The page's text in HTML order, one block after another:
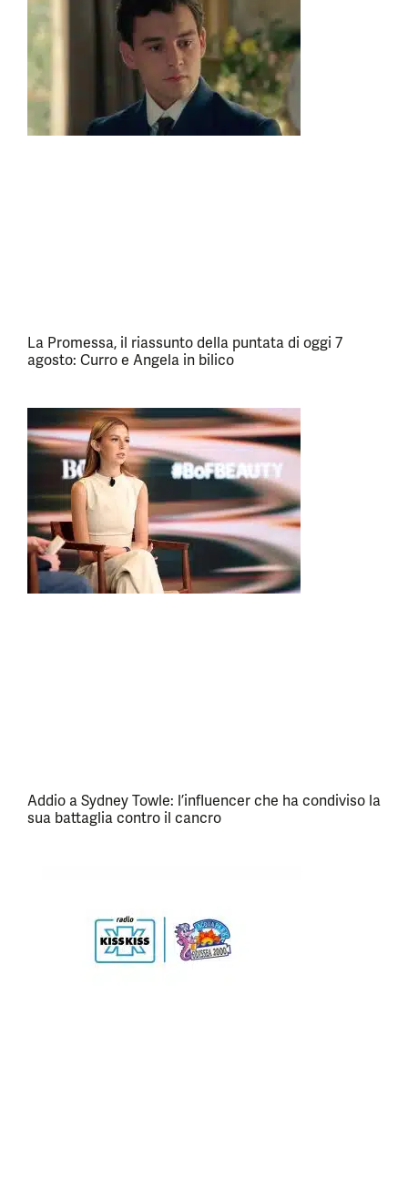
La Promessa, il riassunto della puntata di oggi 7
agosto: Curro e Angela in bilico
Addio a Sydney Towle: l’influencer che ha condiviso la
sua battaglia contro il cancro